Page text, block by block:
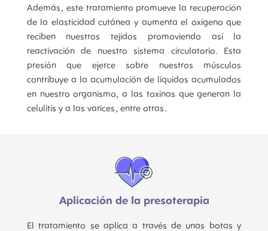
Además, este tratamiento promueve la recuperación
de la elasticidad cutánea y aumenta el oxígeno que
reciben nuestros tejidos promoviendo así la
reactivación de nuestro sistema circulatorio. Esta
presión que ejerce sobre nuestros músculos
contribuye a la acumulación de líquidos acumulados
en nuestro organismo, a las toxinas que generan la
celulitis y a las varices, entre otras.
Aplicación de la presoterapia
El tratamiento se aplica a través de unas botas y